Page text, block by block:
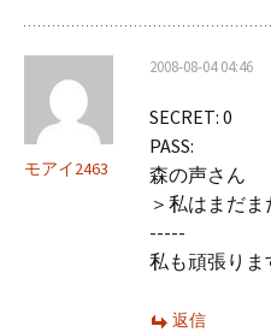
モアイ2463
2008-08-04 04:46
SECRET: 0
PASS:
森の声さん
＞私はまだ
-----
私も頑張りま
返信